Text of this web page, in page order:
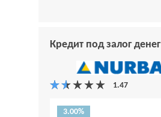
Кредит под залог денег
3.00%